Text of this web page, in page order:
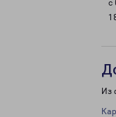
с
Из